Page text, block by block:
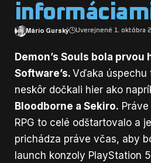
Mário Gurský Uverejnené 1. októbra
Demon’s Souls bola prvou
Software’s. Vďaka úspechu
neskôr dočkali hier ako
Bloodborne a Sekiro.
RPG to celé odštartovalo a
prichádza práve včas, aby
launch konzoly PlayStation